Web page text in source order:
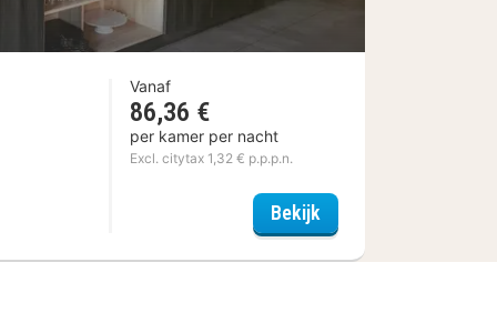
Vanaf
86,36 €
per kamer per nacht
Excl. citytax 1,32 € p.p.p.n.
BekijkIbis Styles Dreux